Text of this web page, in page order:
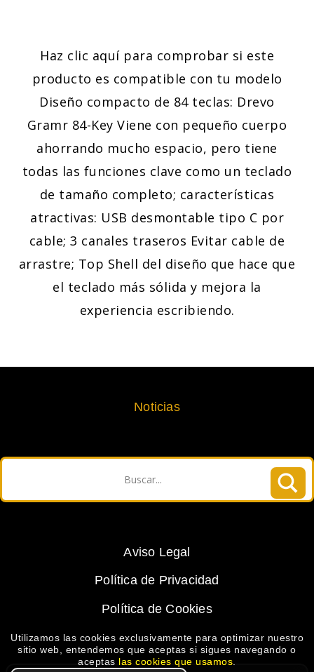
Haz clic aquí para comprobar si este
producto es compatible con tu modelo
Diseño compacto de 84 teclas: Drevo
Gramr 84-Key Viene con pequeño cuerpo
ahorrando mucho espacio, pero tiene
todas las funciones clave como un teclado
de tamaño completo; características
atractivas: USB desmontable tipo C por
cable; 3 canales traseros Evitar cable de
arrastre; Top Shell del diseño que hace que
el teclado más sólida y mejora la
experiencia escribiendo.
Noticias
Aviso Legal
Política de Privacidad
Política de Cookies
Utilizamos las cookies exclusivamente para optimizar nuestro
sitio web, entendemos que aceptas si sigues navegando o
aceptaslas cookies que usamos